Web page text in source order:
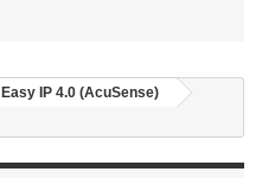
Easy IP 4.0 (AcuSense)